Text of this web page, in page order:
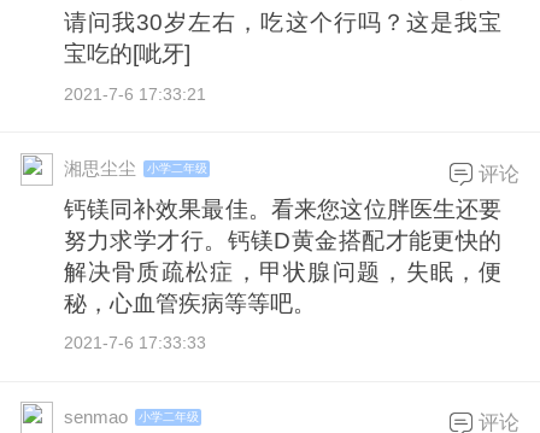
请问我30岁左右，吃这个行吗？这是我宝
宝吃的[呲牙]
2021-7-6 17:33:21
湘思尘尘 小学二年级
钙镁同补效果最佳。看来您这位胖医生还要
努力求学才行。钙镁D黄金搭配才能更快的
解决骨质疏松症，甲状腺问题，失眠，便
秘，心血管疾病等等吧。
2021-7-6 17:33:33
评论
senmao 小学二年级 评论